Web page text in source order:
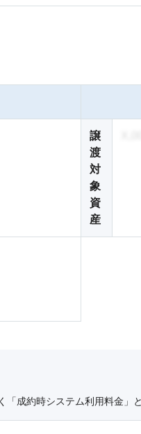
譲
渡
対
象
資
産
成約時システム利用料金